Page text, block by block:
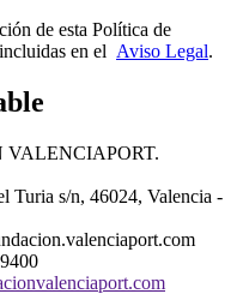
de esta Política de
en el Aviso Legal.
Turia s/n, 46024, Valencia -